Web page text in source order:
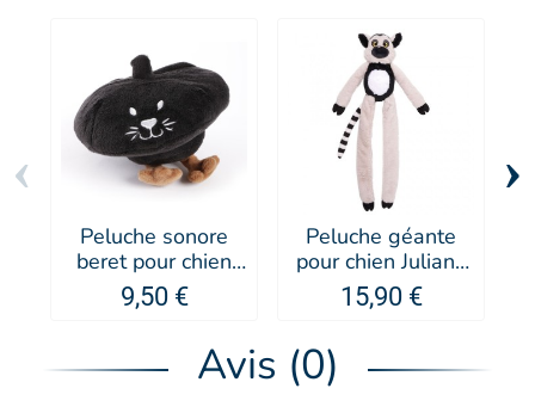
Peluche sonore
beret pour chien
Les Frenchies -
MARTIN SELLIER
9,50 €
Peluche géante
pour chien Juliann
Le Lémurien -
Doogy
15,90 €
‹ ›
Avis (0)